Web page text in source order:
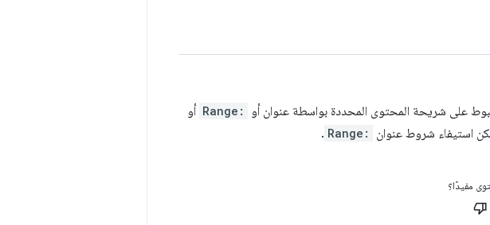
على شريحة المحتوى المحددة بواسطة عنوان أو Range: أو
استيفاء شروط عنوان Range:
.
مفيدًا؟